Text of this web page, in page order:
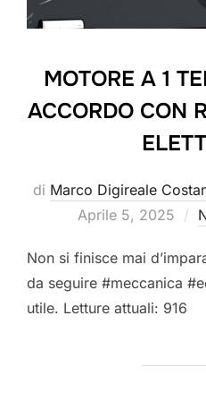
MOTORE A 1
ACCORDO CON
di Marco Digireale
Aprile 5, 2025
Non si finisce mai
da seguire #meccanica
utile. Letture attuali: 916